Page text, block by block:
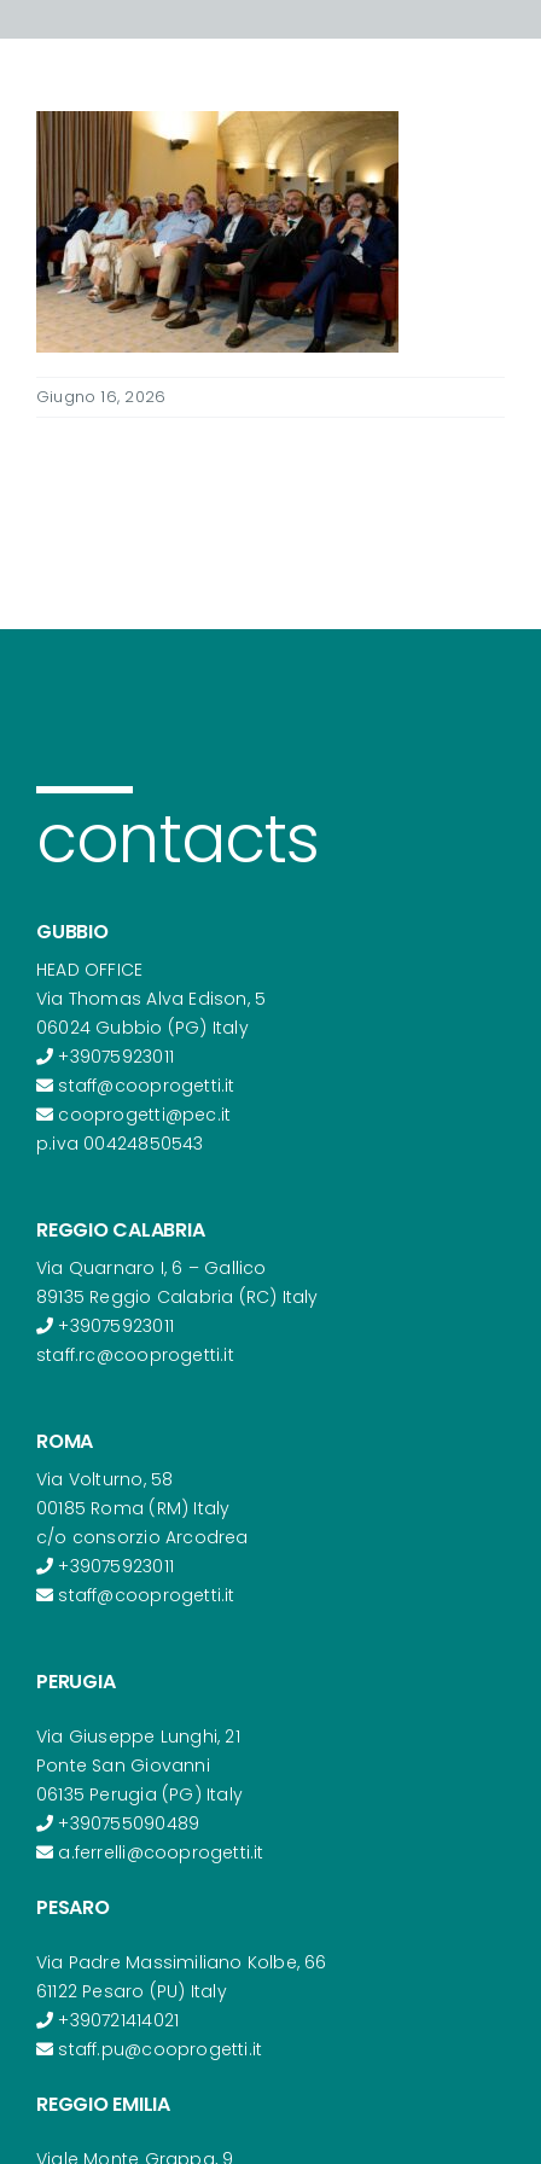
Giugno 16, 2026
contacts
GUBBIO
HEAD OFFICE
Via Thomas Alva Edison, 5
06024 Gubbio (PG) Italy
+39075923011
staff@cooprogetti.it
cooprogetti@pec.it
p.iva 00424850543
REGGIO CALABRIA
Via Quarnaro I, 6 – Gallico
89135 Reggio Calabria (RC) Italy
+39075923011
staff.rc@cooprogetti.it
ROMA
Via Volturno, 58
00185 Roma (RM) Italy
c/o consorzio Arcodrea
+39075923011
staff@cooprogetti.it
PERUGIA
Via Giuseppe Lunghi, 21
Ponte San Giovanni
06135 Perugia (PG) Italy
+390755090489
a.ferrelli@cooprogetti.it
PESARO
Via Padre Massimiliano Kolbe, 66
61122 Pesaro (PU) Italy
+390721414021
staff.pu@cooprogetti.it
REGGIO EMILIA